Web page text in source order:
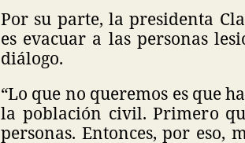
Por su parte, la presidenta
es evacuar a las personas
diálogo.
“Lo que no queremos es que
la población civil. Primero
personas. Entonces, por eso,